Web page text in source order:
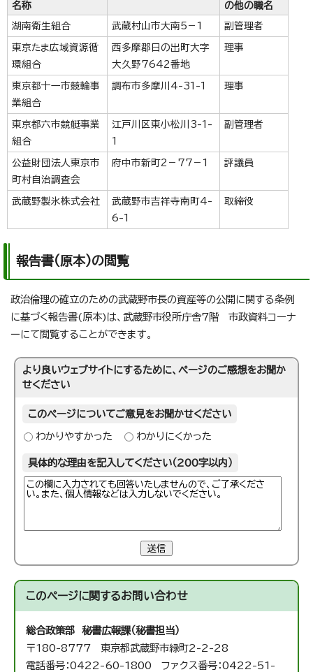
名称
の他の職名
湖南衛生組合 武蔵村山市大南5－1 副管理者
東京たま広域資源循
環組合
西多摩郡日の出町大字
大久野7642番地
理事
東京都十一市競輪事
業組合
調布市多摩川4-31-1 理事
東京都六市競艇事業
組合
江戸川区東小松川3-1-
1
副管理者
公益財団法人東京市
町村自治調査会
府中市新町2－77－1 評議員
武蔵野製氷株式会社
武蔵野市吉祥寺南町4-
6-1
取締役
報告書(原本)の閲覧
政治倫理の確立のための武蔵野市長の資産等の公開に関する条例
に基づく報告書(原本)は、武蔵野市役所庁舎7階 市政資料コーナ
ーにて閲覧することができます。
より良いウェブサイトにするために、ページのご感想をお聞か
せください
このページについてご意見をお聞かせください
わかりやすかった わかりにくかった
具体的な理由を記入してください（200字以内）
送信
このページに関するお問い合わせ
総合政策部 秘書広報課（秘書担当）
〒180-8777 東京都武蔵野市緑町2-2-28
電話番号：0422-60-1800 ファクス番号：0422-51-